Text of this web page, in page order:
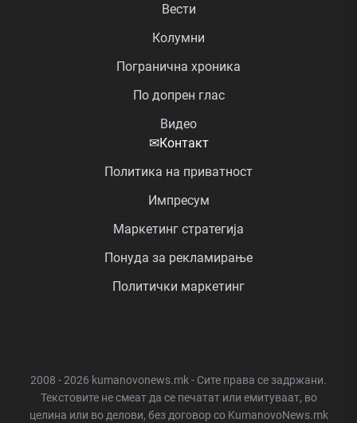
Вести
Колумни
Погранична хроника
По допрен глас
Видео
✉Контакт
Политика на приватност
Импресум
Маркетинг стратегија
Понуда за рекламирање
Политички маркетинг
2008 - 2026 kumanovonews.mk - Сите права се задржани.
Текстовите не смеат да се печатат или емитуваат, во
целина или во делови, без договор со KumanovoNews.mk